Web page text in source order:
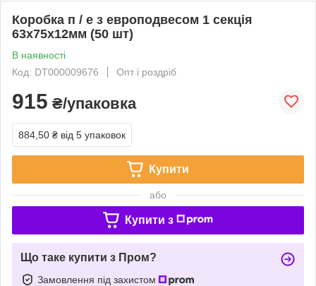
Коробка п / е з европодвесом 1 секція
63х75х12мм (50 шт)
В наявності
Код: DT000009676
Опт і роздріб
915 ₴/упаковка
884,50 ₴ від 5 упаковок
Купити
або
Купити з
Що таке купити з Пром?
Замовлення під захистом